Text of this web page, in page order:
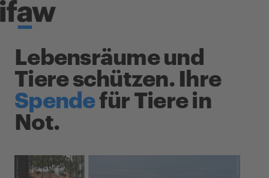
Skip to content
Lebensräume und
Tiere schützen. Ihre
Spendefür Tiere in
Not.